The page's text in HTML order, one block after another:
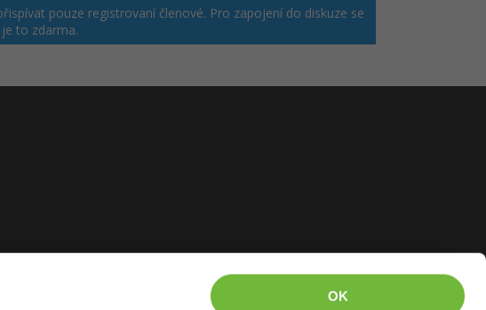
OK
pouze registrovaní členové. Pro zapojení do diskuze se
je to zdarma.